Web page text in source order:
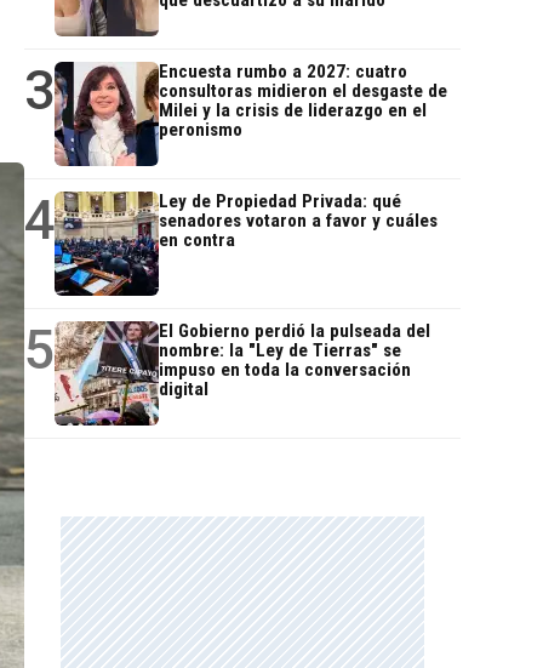
3
Encuesta rumbo a 2027: cuatro
consultoras midieron el desgaste de
Milei y la crisis de liderazgo en el
peronismo
4
Ley de Propiedad Privada: qué
senadores votaron a favor y cuáles
en contra
5
El Gobierno perdió la pulseada del
nombre: la "Ley de Tierras" se
impuso en toda la conversación
digital